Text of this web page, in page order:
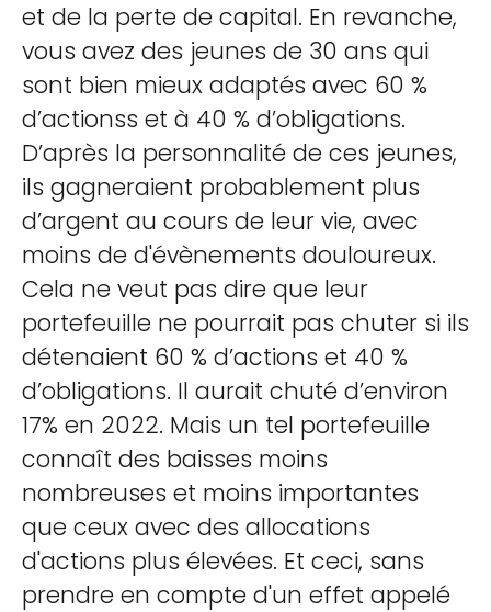
et de la perte de capital. En revanche,
vous avez des jeunes de 30 ans qui
sont bien mieux adaptés avec 60 %
d’actionss et à 40 % d’obligations.
D’après la personnalité de ces jeunes,
ils gagneraient probablement plus
d’argent au cours de leur vie, avec
moins de d'évènements douloureux.
Cela ne veut pas dire que leur
portefeuille ne pourrait pas chuter si ils
détenaient 60 % d’actions et 40 %
d’obligations. Il aurait chuté d’environ
17% en 2022. Mais un tel portefeuille
connaît des baisses moins
nombreuses et moins importantes
que ceux avec des allocations
d'actions plus élevées. Et ceci, sans
prendre en compte d'un effet appelé